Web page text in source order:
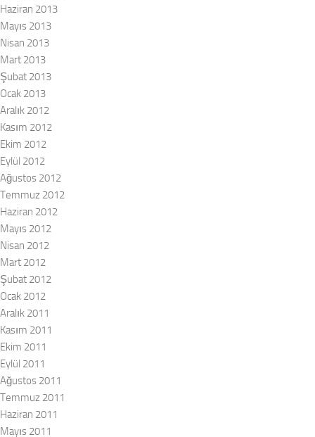
Haziran 2013
Mayıs 2013
Nisan 2013
Mart 2013
Şubat 2013
Ocak 2013
Aralık 2012
Kasım 2012
Ekim 2012
Eylül 2012
Ağustos 2012
Temmuz 2012
Haziran 2012
Mayıs 2012
Nisan 2012
Mart 2012
Şubat 2012
Ocak 2012
Aralık 2011
Kasım 2011
Ekim 2011
Eylül 2011
Ağustos 2011
Temmuz 2011
Haziran 2011
Mayıs 2011